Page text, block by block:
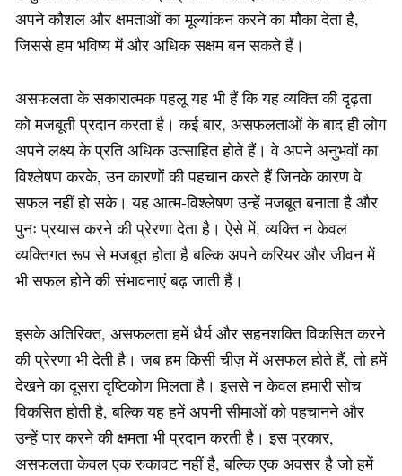
अपने कौशल और क्षमताओं का मूल्यांकन करने का मौका देता है,
जिससे हम भविष्य में और अधिक सक्षम बन सकते हैं।
असफलता के सकारात्मक पहलू यह भी हैं कि यह व्यक्ति की दृढ़ता
को मजबूती प्रदान करता है। कई बार, असफलताओं के बाद ही लोग
अपने लक्ष्य के प्रति अधिक उत्साहित होते हैं। वे अपने अनुभवों का
विश्लेषण करके, उन कारणों की पहचान करते हैं जिनके कारण वे
सफल नहीं हो सके। यह आत्म-विश्लेषण उन्हें मजबूत बनाता है और
पुनः प्रयास करने की प्रेरणा देता है। ऐसे में, व्यक्ति न केवल
व्यक्तिगत रूप से मजबूत होता है बल्कि अपने करियर और जीवन में
भी सफल होने की संभावनाएं बढ़ जाती हैं।
इसके अतिरिक्त, असफलता हमें धैर्य और सहनशक्ति विकसित करने
की प्रेरणा भी देती है। जब हम किसी चीज़ में असफल होते हैं, तो हमें
देखने का दूसरा दृष्टिकोण मिलता है। इससे न केवल हमारी सोच
विकसित होती है, बल्कि यह हमें अपनी सीमाओं को पहचानने और
उन्हें पार करने की क्षमता भी प्रदान करती है। इस प्रकार,
असफलता केवल एक रुकावट नहीं है, बल्कि एक अवसर है जो हमें